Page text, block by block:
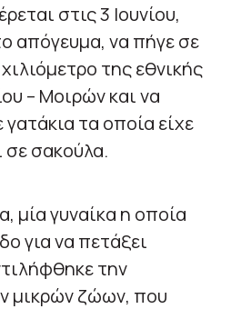
στις 3 Ιουνίου,
απόγευμα, να πήγε σε
της εθνικής
– Μοιρών και να
τα οποία είχε
σακούλα.
μία γυναίκα η οποία
για να πετάξει
την
μικρών ζώων, που